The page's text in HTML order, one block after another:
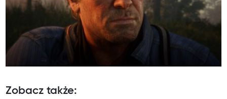
Zobacz także: